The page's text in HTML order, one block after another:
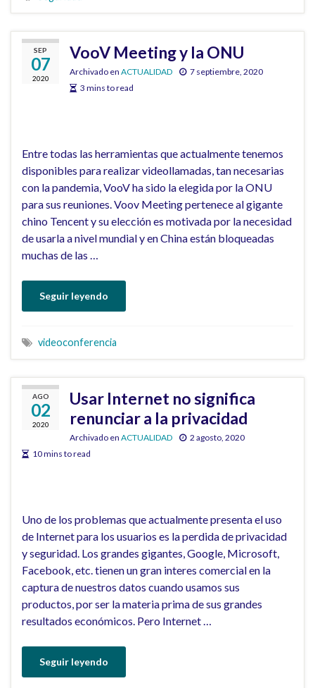
SEP
07
2020
VooV Meeting y la ONU
Archivado en ACTUALIDAD
7 septiembre, 2020
3 mins to read
Entre todas las herramientas que actualmente tenemos
disponibles para realizar videollamadas, tan necesarias
con la pandemia, VooV ha sido la elegida por la ONU
para sus reuniones. Voov Meeting pertenece al gigante
chino Tencent y su elección es motivada por la necesidad
de usarla a nivel mundial y en China están bloqueadas
muchas de las …
Seguir leyendo
videoconferencia
AGO
02
2020
Usar Internet no significa
renunciar a la privacidad
Archivado en ACTUALIDAD
2 agosto, 2020
10 mins to read
Uno de los problemas que actualmente presenta el uso
de Internet para los usuarios es la perdida de privacidad
y seguridad. Los grandes gigantes, Google, Microsoft,
Facebook, etc. tienen un gran interes comercial en la
captura de nuestros datos cuando usamos sus
productos, por ser la materia prima de sus grandes
resultados económicos. Pero Internet …
Seguir leyendo